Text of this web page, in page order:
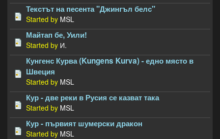
Текстът на песента "Джингъл белс"
Started by MSL
Майтап бе, Уили!
Started by И.
Кунгенс Курва (Kungens Kurva) - едно място в
Швеция
Started by MSL
Кур - две реки в Русия се казват така
Started by MSL
Кур - първият шумерски дракон
Started by MSL